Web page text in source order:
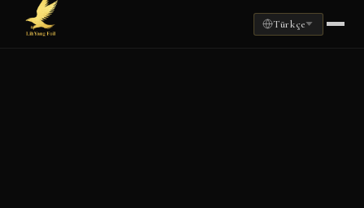
Türkçe